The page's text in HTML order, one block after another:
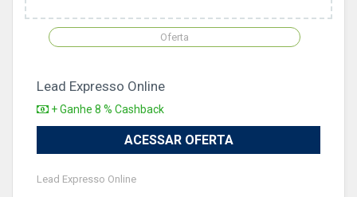
Oferta
Lead Expresso Online
+ Ganhe 8 % Cashback
ACESSAR OFERTA
Lead Expresso Online